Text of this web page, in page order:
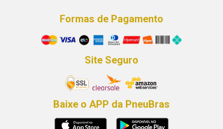
Formas de Pagamento
Site Seguro
Baixe o APP da PneuBras